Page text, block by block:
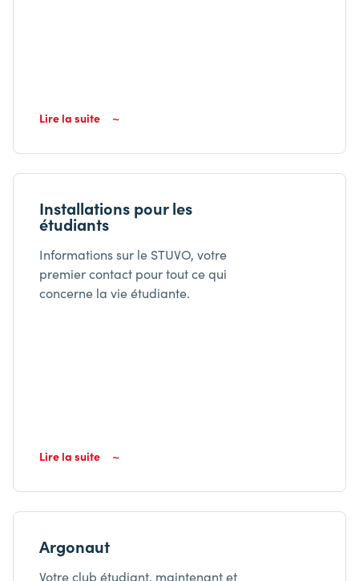
Lire la suite
Installations pour les
étudiants
Informations sur le STUVO, votre
premier contact pour tout ce qui
concerne la vie étudiante.
Lire la suite
Argonaut
Votre club étudiant, maintenant et